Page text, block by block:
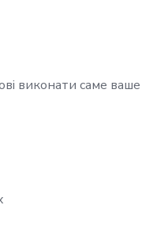
виконати саме ваше